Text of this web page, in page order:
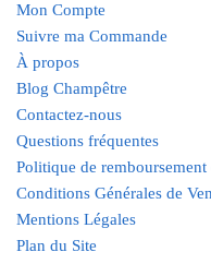
Mon Compte
Suivre ma Commande
À propos
Blog Champêtre
Contactez-nous
Questions fréquentes
Politique de remboursement
Conditions Générales de
Mentions Légales
Plan du Site